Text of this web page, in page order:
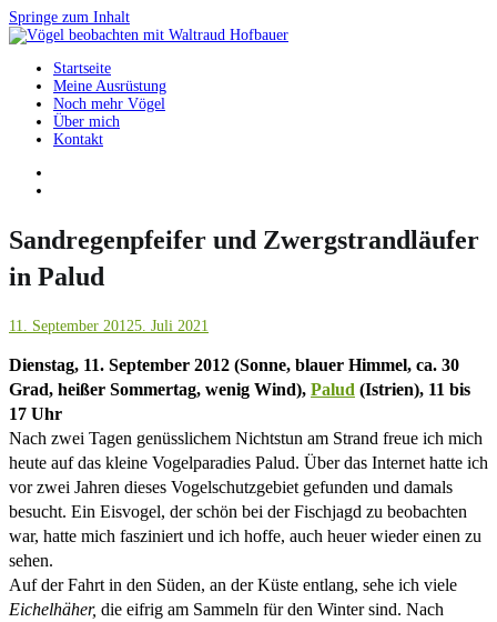
Springe zum Inhalt
Vögel beobachten mit Waltraud Hofbauer
Startseite
Meine Ausrüstung
Noch mehr Vögel
Über mich
Kontakt
Sandregenpfeifer und Zwergstrandläufer
in Palud
11. September 20125. Juli 2021
Dienstag, 11. September 2012 (Sonne, blauer Himmel, ca. 30
Grad, heißer Sommertag, wenig Wind), Palud (Istrien), 11 bis
17 Uhr
Nach zwei Tagen genüsslichem Nichtstun am Strand freue ich mich
heute auf das kleine Vogelparadies Palud. Über das Internet hatte ich
vor zwei Jahren dieses Vogelschutzgebiet gefunden und damals
besucht. Ein Eisvogel, der schön bei der Fischjagd zu beobachten
war, hatte mich fasziniert und ich hoffe, auch heuer wieder einen zu
sehen.
Auf der Fahrt in den Süden, an der Küste entlang, sehe ich viele
Eichelhäher, die eifrig am Sammeln für den Winter sind. Nach